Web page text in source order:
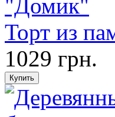
Торт из
1029 грн.